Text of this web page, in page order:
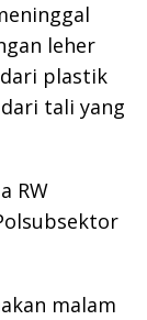
leher
plastik
tali yang
RW
malam